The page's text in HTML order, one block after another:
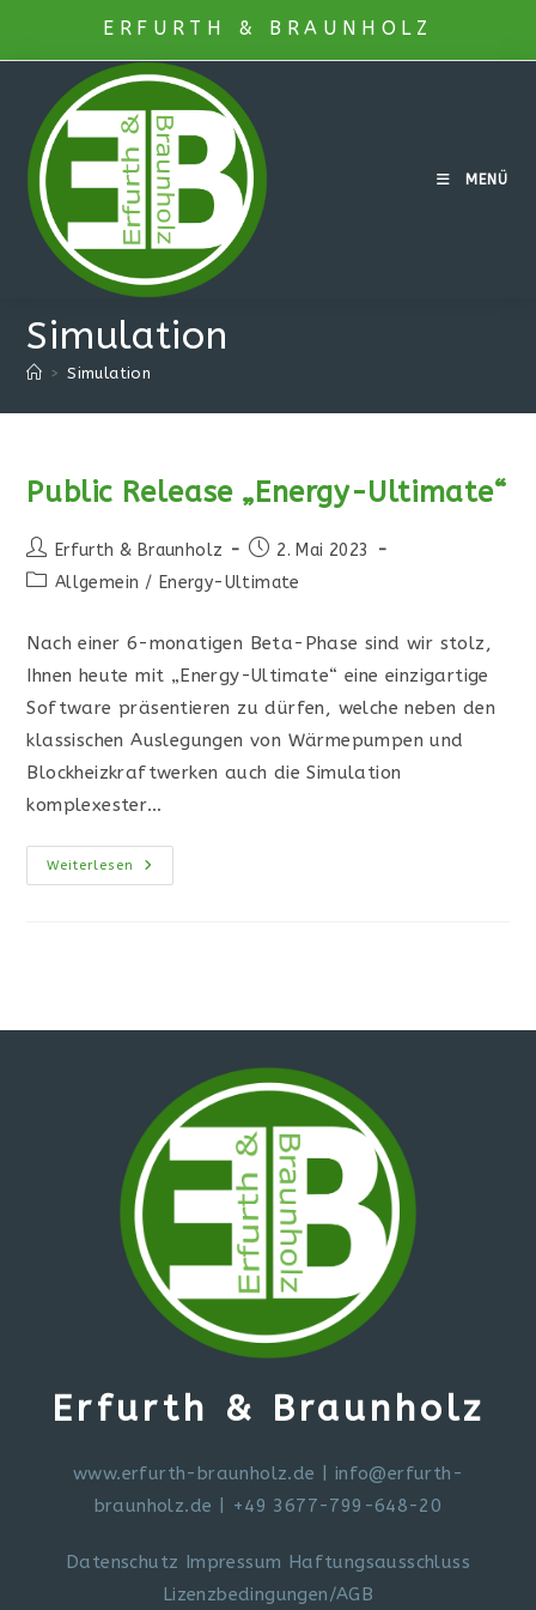
ERFURTH & BRAUNHOLZ
MENÜ
Simulation
> Simulation
Public Release „Energy-Ultimate“
Beitrags-
Autor:
Erfurth & Braunholz
Beitrag
veröffentlicht:
2. Mai 2023
Beitrags-
Allgemein / Energy-Ultimate
Nach einer 6-monatigen Beta-Phase sind wir stolz,
Ihnen heute mit „Energy-Ultimate“ eine einzigartige
Software präsentieren zu dürfen, welche neben den
klassischen Auslegungen von Wärmepumpen und
Blockheizkraftwerken auch die Simulation
komplexester…
Weiterlesen
Public
Release
Erfurth & Braunholz
www.erfurth-braunholz.de
info@erfurth-
braunholz.de | +49 3677-799-648-20
Datenschutz Impressum Haftungsausschluss
Lizenzbedingungen/AGB